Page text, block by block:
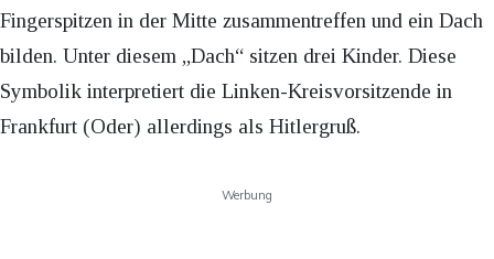
Fingerspitzen in der Mitte zusammentreffen und ein Dach
bilden. Unter diesem „Dach“ sitzen drei Kinder. Diese
Symbolik interpretiert die Linken-Kreisvorsitzende in
Frankfurt (Oder) allerdings als Hitlergruß.
Werbung